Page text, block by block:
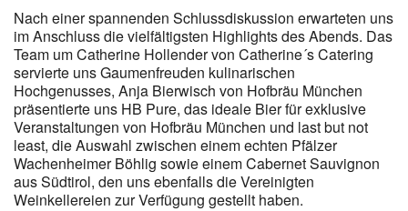
Nach einer spannenden Schlussdiskussion erwarteten uns
im Anschluss die vielfältigsten Highlights des Abends. Das
Team um Catherine Hollender von Catherine´s Catering
servierte uns Gaumenfreuden kulinarischen
Hochgenusses, Anja Bierwisch von Hofbräu München
präsentierte uns HB Pure, das ideale Bier für exklusive
Veranstaltungen von Hofbräu München und last but not
least, die Auswahl zwischen einem echten Pfälzer
Wachenheimer Böhlig sowie einem Cabernet Sauvignon
aus Südtirol, den uns ebenfalls die Vereinigten
Weinkellereien zur Verfügung gestellt haben.